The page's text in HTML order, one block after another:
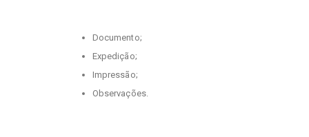
Documento;
Expedição;
Impressão;
Observações.